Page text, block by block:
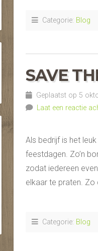
Categorie: Blog
SAVE
Geplaatst op 5
Laat een reactie
Als bedrijf is het
feestdagen. Zo’n
zodat iedereen
elkaar te praten.
Categorie: Blog